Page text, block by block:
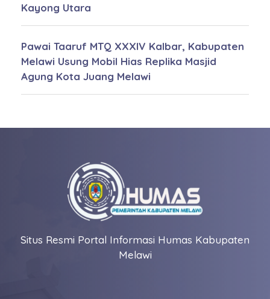
Kayong Utara
Pawai Taaruf MTQ XXXIV Kalbar, Kabupaten
Melawi Usung Mobil Hias Replika Masjid
Agung Kota Juang Melawi
Situs Resmi Portal Informasi Humas Kabupaten
Melawi